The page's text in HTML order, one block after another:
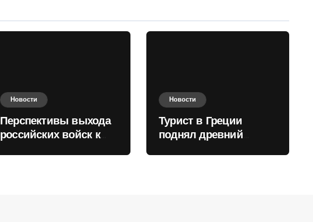
Новости
Перспективы выхода
российских войск к
Новости
Турист в Греции
поднял древний